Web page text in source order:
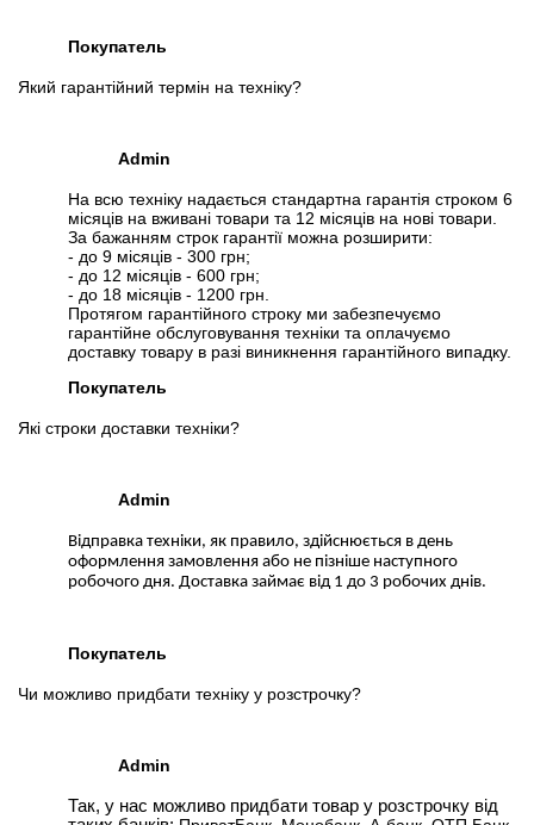
Покупатель
Який гарантійний термін на техніку?
Admin
На всю техніку надається стандартна гарантія строком 6
місяців на вживані товари та 12 місяців на нові товари.
За бажанням строк гарантії можна розширити:
- до 9 місяців - 300 грн;
- до 12 місяців - 600 грн;
- до 18 місяців - 1200 грн.
Протягом гарантійного строку ми забезпечуємо
гарантійне обслуговування техніки та оплачуємо
доставку товару в разі виникнення гарантійного випадку.
Покупатель
Які строки доставки техніки?
Admin
Відправка техніки, як правило, здійснюється в день
оформлення замовлення або не пізніше наступного
робочого дня. Доставка займає від 1 до 3 робочих днів.
Покупатель
Чи можливо придбати техніку у розстрочку?
Admin
Так, у нас можливо придбати товар у розстрочку від